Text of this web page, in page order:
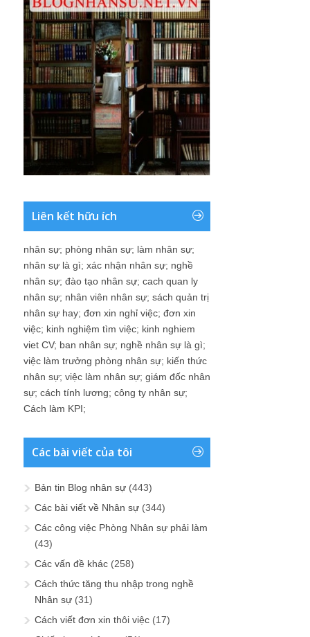
Liên kết hữu ích
nhân sự; phòng nhân sự; làm nhân sự;
nhân sự là gì; xác nhận nhân sự; nghề
nhân sự; đào tạo nhân sự; cach quan ly
nhân sự; nhân viên nhân sự; sách quản trị
nhân sự hay; đơn xin nghỉ việc; đơn xin
việc; kinh nghiệm tìm việc; kinh nghiem
viet CV; ban nhân sự; nghề nhân sự là gì;
việc làm trưởng phòng nhân sự; kiến thức
nhân sự; việc làm nhân sự; giám đốc nhân
sự; cách tính lương; công ty nhân sự;
Cách làm KPI;
Các bài viết của tôi
Bản tin Blog nhân sự (443)
Các bài viết về Nhân sự (344)
Các công việc Phòng Nhân sự phải làm
(43)
Các vấn đề khác (258)
Cách thức tăng thu nhập trong nghề
Nhân sự (31)
Cách viết đơn xin thôi việc (17)